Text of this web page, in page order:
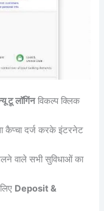
टू लॉगिंनविकल्प क्लिक
कैप्चा दर्ज करके इंटरनेट
वाले सभी सुविधाओं का
Deposit &